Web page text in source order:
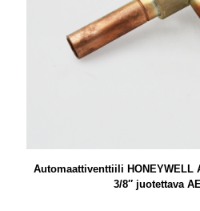
Automaattiventtiili HONEYWELL
3/8″ juotettava